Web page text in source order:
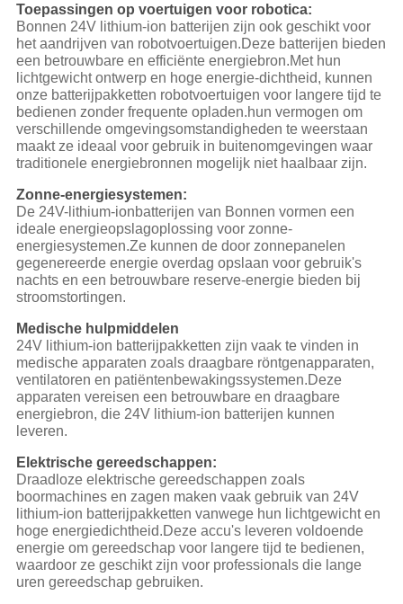
Toepassingen op voertuigen voor robotica:
Bonnen 24V lithium-ion batterijen zijn ook geschikt voor
het aandrijven van robotvoertuigen.Deze batterijen bieden
een betrouwbare en efficiënte energiebron.Met hun
lichtgewicht ontwerp en hoge energie-dichtheid, kunnen
onze batterijpakketten robotvoertuigen voor langere tijd te
bedienen zonder frequente opladen.hun vermogen om
verschillende omgevingsomstandigheden te weerstaan
maakt ze ideaal voor gebruik in buitenomgevingen waar
traditionele energiebronnen mogelijk niet haalbaar zijn.
Zonne-energiesystemen:
De 24V-lithium-ionbatterijen van Bonnen vormen een
ideale energieopslagoplossing voor zonne-
energiesystemen.Ze kunnen de door zonnepanelen
gegenereerde energie overdag opslaan voor gebruik's
nachts en een betrouwbare reserve-energie bieden bij
stroomstortingen.
Medische hulpmiddelen
24V lithium-ion batterijpakketten zijn vaak te vinden in
medische apparaten zoals draagbare röntgenapparaten,
ventilatoren en patiëntenbewakingssystemen.Deze
apparaten vereisen een betrouwbare en draagbare
energiebron, die 24V lithium-ion batterijen kunnen
leveren.
Elektrische gereedschappen:
Draadloze elektrische gereedschappen zoals
boormachines en zagen maken vaak gebruik van 24V
lithium-ion batterijpakketten vanwege hun lichtgewicht en
hoge energiedichtheid.Deze accu's leveren voldoende
energie om gereedschap voor langere tijd te bedienen,
waardoor ze geschikt zijn voor professionals die lange
uren gereedschap gebruiken.